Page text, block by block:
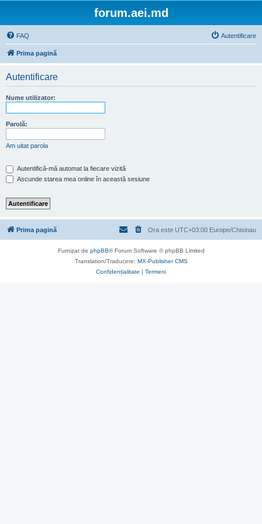
forum.aei.md
FAQ Autentificare
Prima pagină
Autentificare
Nume utilizator:
Parolă:
Am uitat parola
Autentifică-mă automat la fiecare vizită
Ascunde starea mea online în această sesiune
Prima pagină Ora este UTC+03:00 Europe/Chisinau
Furnizat de phpBB® Forum Software © phpBB Limited
Translation/Traducere: MX-Publisher CMS
Confidențialitate | Termeni